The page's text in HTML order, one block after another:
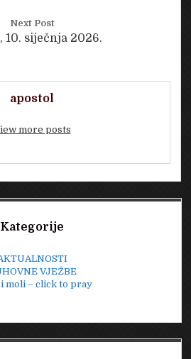
Next Post
10. siječnja 2026.
apostol
more posts
Kategorije
VJEŽBE
moli – click to pray